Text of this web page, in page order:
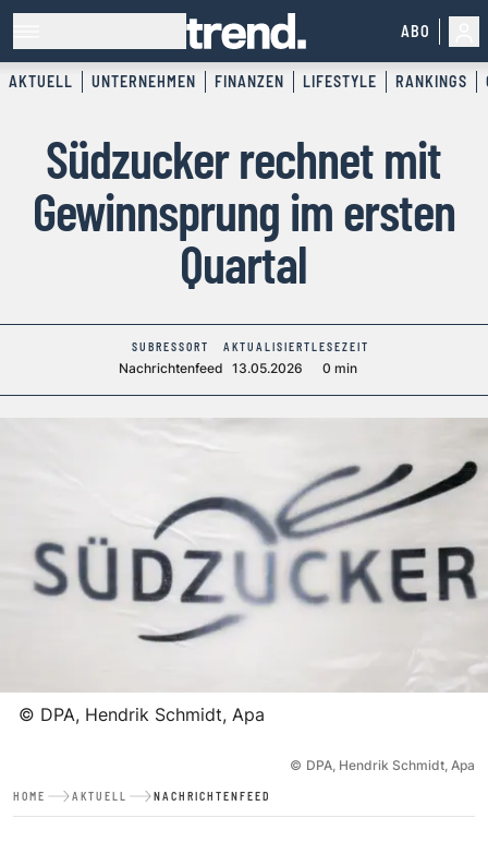
ABO
AKTUELL UNTERNEHMEN FINANZEN LIFESTYLE RANKINGS
Südzucker rechnet mit
Gewinnsprung im ersten
Quartal
SUBRESSORT
Nachrichtenfeed
AKTUALISIERT
13.05.2026
LESEZEIT
0 min
© DPA, Hendrik Schmidt, Apa
© DPA, Hendrik Schmidt, Apa
HOME AKTUELL NACHRICHTENFEED